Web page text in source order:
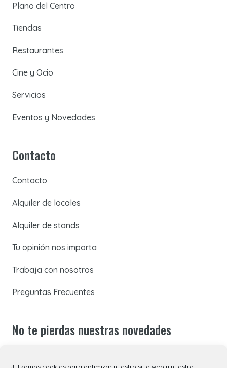
Plano del Centro
Tiendas
Restaurantes
Cine y Ocio
Servicios
Eventos y Novedades
Contacto
Contacto
Alquiler de locales
Alquiler de stands
Tu opinión nos importa
Trabaja con nosotros
Preguntas Frecuentes
No te pierdas nuestras novedades